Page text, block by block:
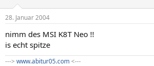
28. Januar 2004
nimm des MSI K8T Neo !!
is echt spitze
---> www.abitur05.com<---